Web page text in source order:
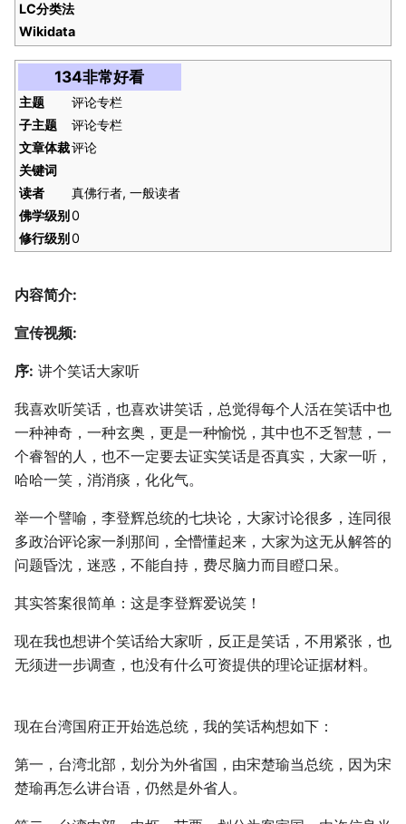
LC分类法
Wikidata
134非常好看
主题
评论专栏
子主题
评论专栏
文章体裁评论
关键词
读者
真佛行者, 一般读者
佛学级别0
修行级别0
内容简介:
宣传视频:
序: 讲个笑话大家听
我喜欢听笑话，也喜欢讲笑话，总觉得每个人活在笑话中也
一种神奇，一种玄奥，更是一种愉悦，其中也不乏智慧，一
个睿智的人，也不一定要去证实笑话是否真实，大家一听，
哈哈一笑，消消痰，化化气。
举一个譬喻，李登辉总统的七块论，大家讨论很多，连同很
多政治评论家一刹那间，全懵懂起来，大家为这无从解答的
问题昏沈，迷惑，不能自持，费尽脑力而目瞪口呆。
其实答案很简单：这是李登辉爱说笑！
现在我也想讲个笑话给大家听，反正是笑话，不用紧张，也
无须进一步调查，也没有什么可资提供的理论证据材料。
现在台湾国府正开始选总统，我的笑话构想如下：
第一，台湾北部，划分为外省国，由宋楚瑜当总统，因为宋
楚瑜再怎么讲台语，仍然是外省人。